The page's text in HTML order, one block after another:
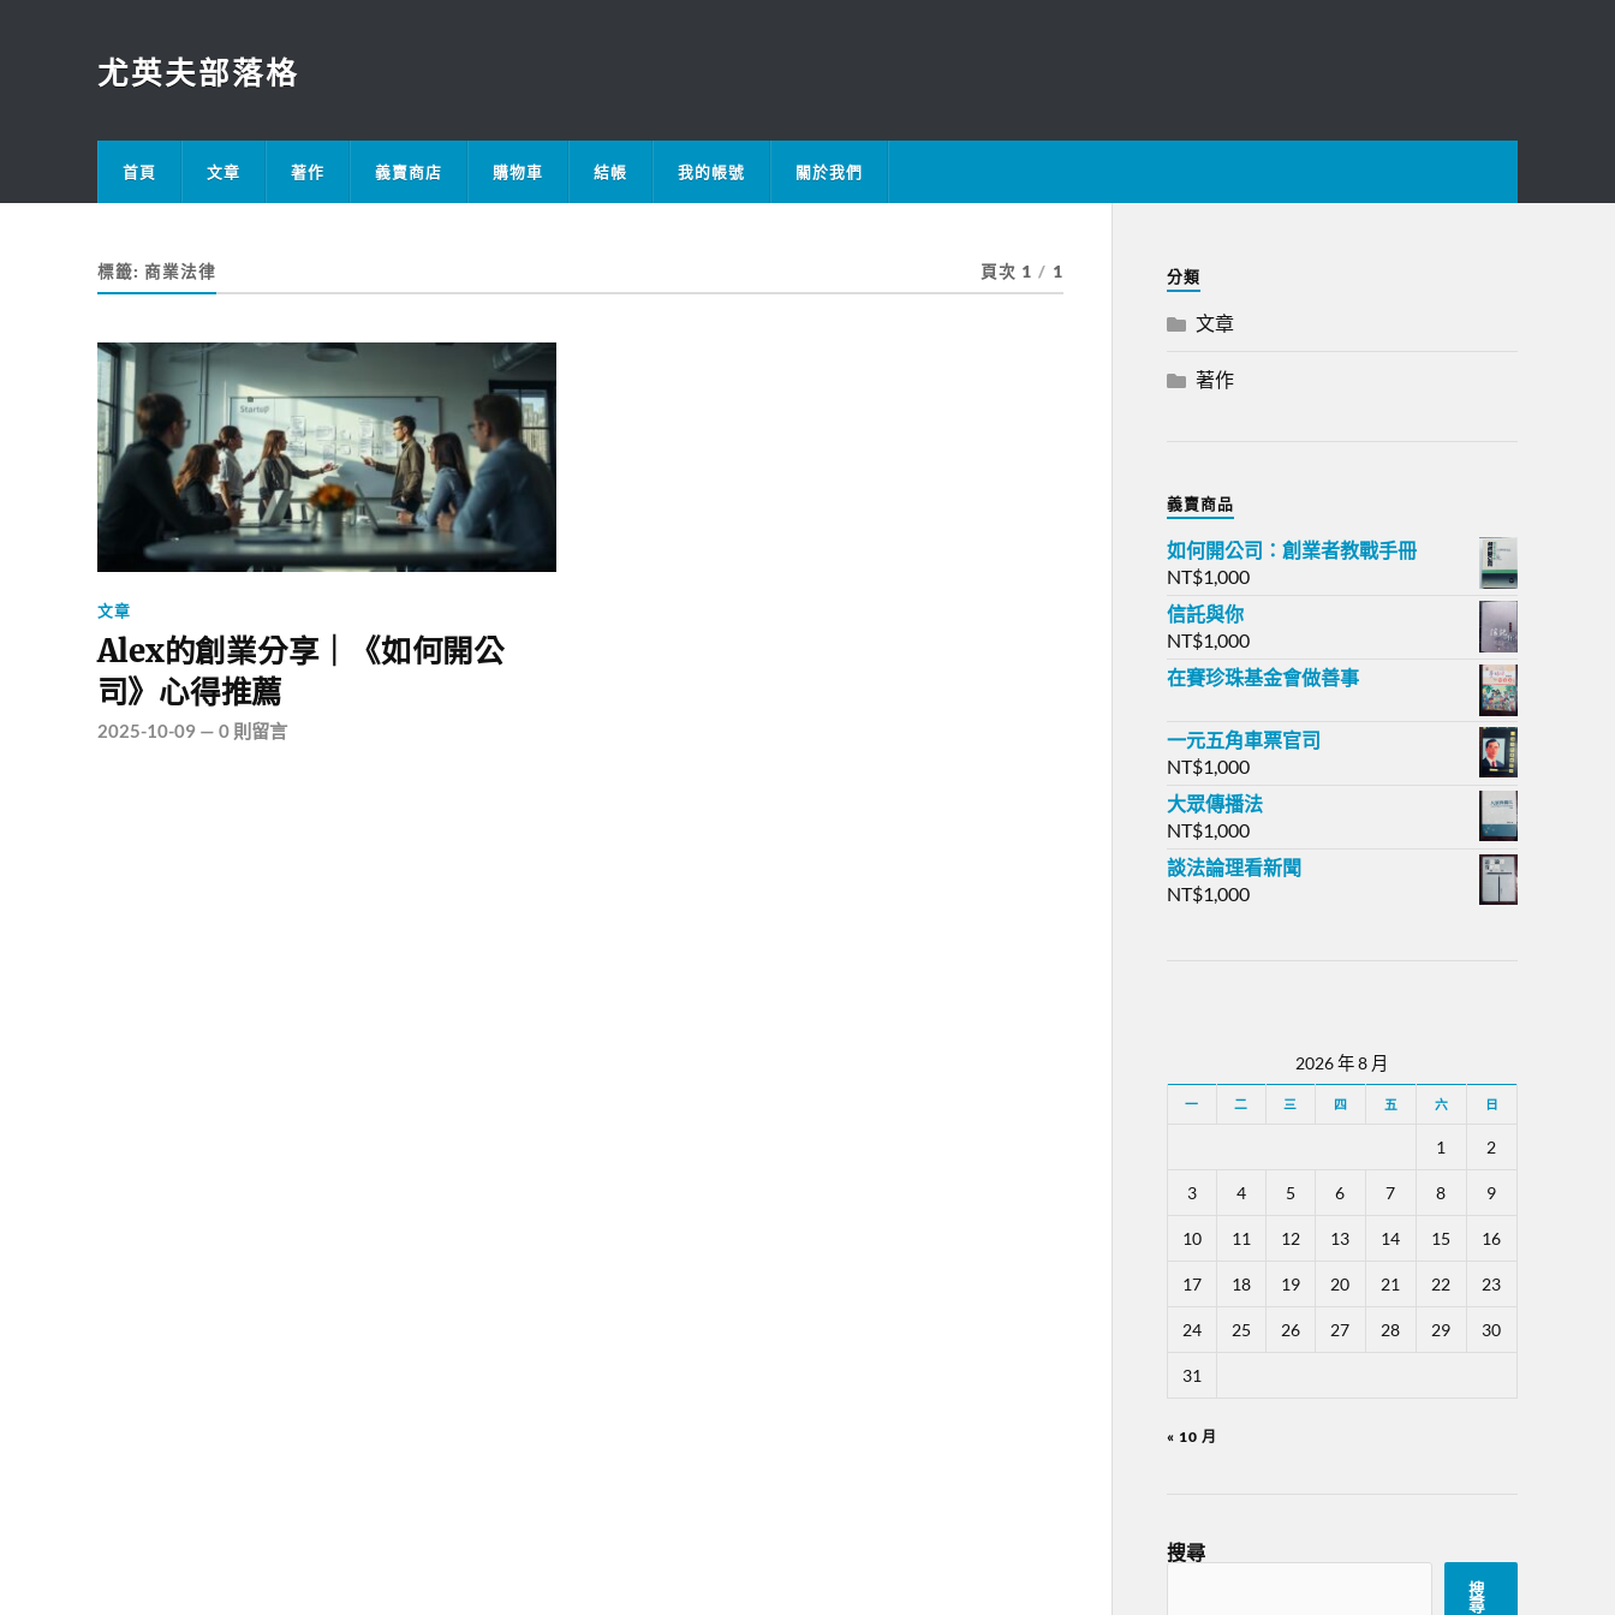
尤英夫部落格
首頁 文章 著作 義賣商店 購物車 結帳 我的帳號 關於我們
標籤: 商業法律 頁次 1 / 1
文章
Alex的創業分享｜《如何開公
司》心得推薦
2025-10-09— 0 則留言
分類
文章
著作
義賣商品
如何開公司：創業者教戰手冊
NT$1,000
信託與你
NT$1,000
在賽珍珠基金會做善事
一元五角車票官司
NT$1,000
大眾傳播法
NT$1,000
談法論理看新聞
NT$1,000
2026 年 8 月
一 二 三 四 五 六 日
1 2
3 4 5 6 7 8 9
10 11 12 13 14 15 16
17 18 19 20 21 22 23
24 25 26 27 28 29 30
31
« 10 月
搜尋
搜
尋